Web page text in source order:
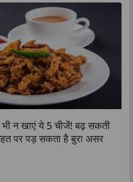
न खाएं ये 5 चीजें! बढ़ सकती
पर पड़ सकता है बुरा असर